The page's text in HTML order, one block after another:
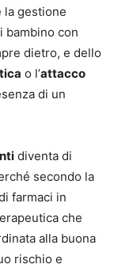
la gestione
bambino con
dietro, e dello
o l’attacco
di un
diventa di
secondo la
farmaci in
che
alla buona
rischio e